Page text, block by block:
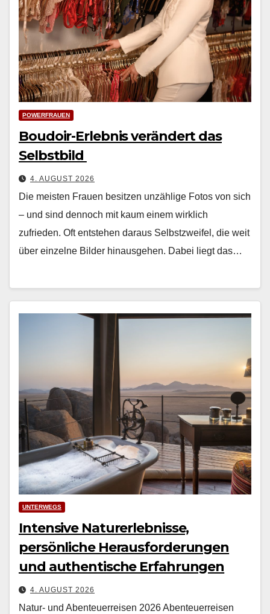
POWERFRAUEN
Boudoir-Erlebnis verändert das
Selbstbild
4. AUGUST 2026
Die meis­ten Frauen besitzen unzäh­lige Fotos von sich
– und sind den­noch mit kaum einem wirk­lich
zufrieden. Oft entste­hen daraus Selb­stzweifel, die weit
über einzelne Bilder hin­aus­ge­hen. Dabei liegt das…
UNTERWEGS
Intensive Naturerlebnisse,
persönliche Herausforderungen
und authentische Erfahrungen
4. AUGUST 2026
Natur- und Abenteuerreisen 2026 Aben­teuer­reisen